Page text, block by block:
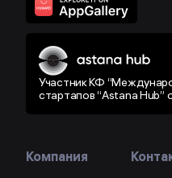
Участник КФ
стартапов “Astana
Компания